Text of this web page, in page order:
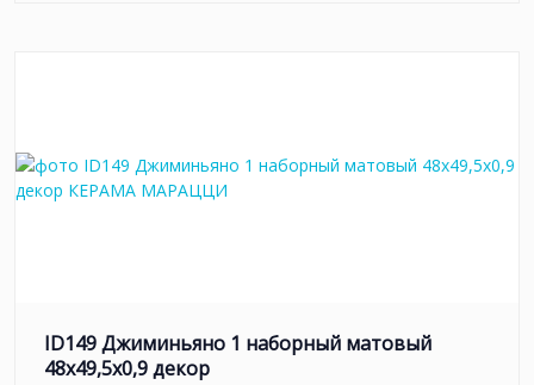
ID149 Джиминьяно 1 наборный матовый
48x49,5x0,9 декор